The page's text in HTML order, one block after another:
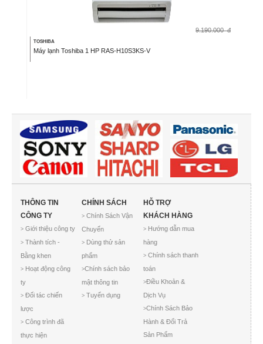
9.190.000 đ
TOSHIBA
Máy lạnh Toshiba 1 HP RAS-H10S3KS-V
THÔNG TIN
CÔNG TY
> Giới thiệu công ty
> Thành tích -
Bằng khen
> Hoạt động công
ty
> Đối tác chiến
lược
> Công trình đã
thực hiện
CHÍNH SÁCH
> Chính Sách Vận
Chuyển
> Dùng thử sản
phẩm
>Chính sách bảo
mật thông tin
> Tuyển dụng
HỖ TRỢ
KHÁCH HÀNG
>Hướng dẫn mua
hàng
>Chính sách thanh
toán
>Điều Khoản &
Dịch Vụ
>Chính Sách Bảo
Hành & Đổi Trả
Sản Phẩm